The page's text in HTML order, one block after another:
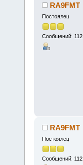
RA9FMT
Постоялец
Сообщений: 112
RA9FMT
Постоялец
Сообщений: 112